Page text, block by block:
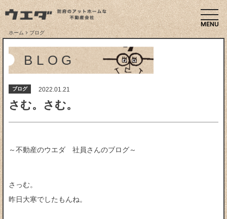
ホーム ブログ
BLOG
ブログ 2022.01.21
さむ。さむ。
～不動産のウエダ 社員さんのブログ～
さっむ。
昨日大寒でしたもんね。